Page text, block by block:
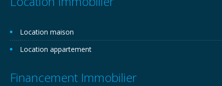
Location maison
Location appartement
Financement Immobilier